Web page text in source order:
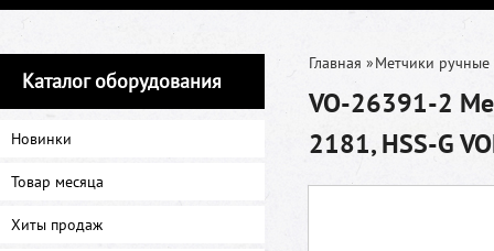
Каталог оборудования
Новинки
Товар месяца
Хиты продаж
Главная »Метчики ручные
VO-26391-2
2181, HSS-G